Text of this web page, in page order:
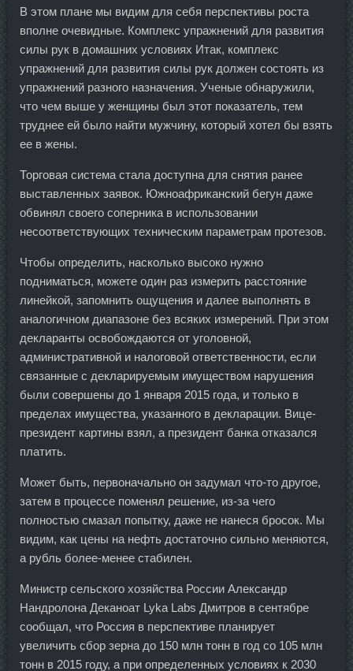
В этом плане мы видим для себя перспективы роста
вполне очевидные. Комплекс упражнений для развития
силы рук в домашних условиях Итак, комплекс
упражнений для развития силы рук должен состоять из
упражнений разного назначения. Ученые обнаружили,
что чем выше у женщины был этот показатель, тем
труднее ей было найти мужчину, который хотел бы взять
ее в жены.
Торговая система стала доступна для снятия ранее
выставленных заявок. Южноафриканский бегун даже
обвинял своего соперника в использовании
несоответствующих техническим параметрам протезов.
Чтобы определить, насколько высоко нужно
подниматься, можете один раз измерить расстояние
линейкой, запомнить ощущения и далее выполнять в
аналогичном диапазоне без всяких измерений. При этом
декларанты освобождаются от уголовной,
административной и налоговой ответственности, если
связанные с декларируемым имуществом нарушения
были совершены до 1 января 2015 года, и только в
пределах имущества, указанного в декларации. Вице-
президент картины взял, а президент банка отказался
платить.
Может быть, первоначально он задумал что-то другое,
затем в процессе поменял решение, из-за чего
полностью смазал попытку, даже не нанеся бросок. Мы
видим, как цены на нефть достаточно сильно меняются,
а рубль более-менее стабилен.
Министр сельского хозяйства России Александр
Нандролона Деканоат Lyka Labs Дмитров в сентябре
сообщал, что Россия в перспективе планирует
увеличить сбор зерна до 150 млн тонн в год со 105 млн
тонн в 2015 году, а при определенных условиях к 2030